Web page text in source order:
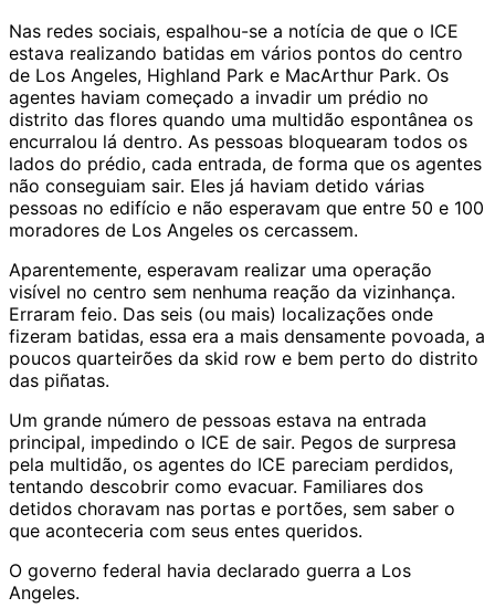
Nas redes sociais, espalhou-se a notícia de que o ICE
estava realizando batidas em vários pontos do centro
de Los Angeles, Highland Park e MacArthur Park. Os
agentes haviam começado a invadir um prédio no
distrito das flores quando uma multidão espontânea os
encurralou lá dentro. As pessoas bloquearam todos os
lados do prédio, cada entrada, de forma que os agentes
não conseguiam sair. Eles já haviam detido várias
pessoas no edifício e não esperavam que entre 50 e 100
moradores de Los Angeles os cercassem.
Aparentemente, esperavam realizar uma operação
visível no centro sem nenhuma reação da vizinhança.
Erraram feio. Das seis (ou mais) localizações onde
fizeram batidas, essa era a mais densamente povoada, a
poucos quarteirões da skid row e bem perto do distrito
das piñatas.
Um grande número de pessoas estava na entrada
principal, impedindo o ICE de sair. Pegos de surpresa
pela multidão, os agentes do ICE pareciam perdidos,
tentando descobrir como evacuar. Familiares dos
detidos choravam nas portas e portões, sem saber o
que aconteceria com seus entes queridos.
O governo federal havia declarado guerra a Los
Angeles.